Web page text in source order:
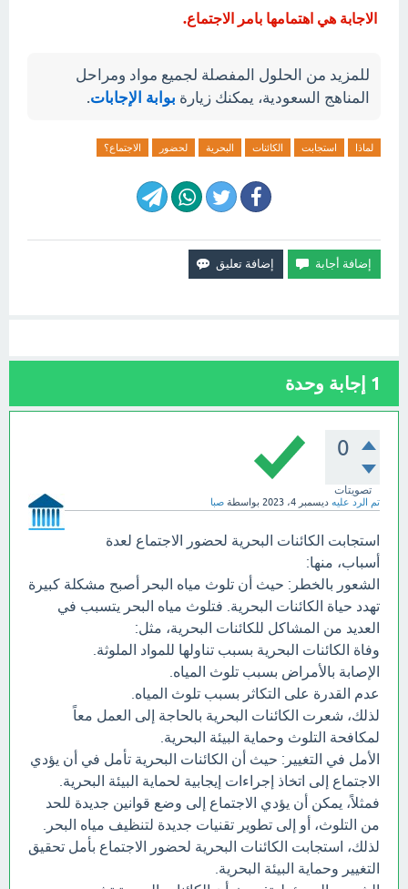
الاجابة هي اهتمامها بامر الاجتماع.
للمزيد من الحلول المفصلة لجميع مواد ومراحل
المناهج السعودية، يمكنك زيارة بوابة الإجابات.
لماذا استجابت الكائنات البحرية لحضور الاجتماع؟
1 إجابة وحدة
0
تصويتات
تم الرد عليه ديسمبر 4، 2023 بواسطة صبا
استجابت الكائنات البحرية لحضور الاجتماع لعدة
أسباب، منها:
الشعور بالخطر: حيث أن تلوث مياه البحر أصبح مشكلة كبيرة
تهدد حياة الكائنات البحرية. فتلوث مياه البحر يتسبب في
العديد من المشاكل للكائنات البحرية، مثل:
وفاة الكائنات البحرية بسبب تناولها للمواد الملوثة.
الإصابة بالأمراض بسبب تلوث المياه.
عدم القدرة على التكاثر بسبب تلوث المياه.
لذلك، شعرت الكائنات البحرية بالحاجة إلى العمل معاً
لمكافحة التلوث وحماية البيئة البحرية.
الأمل في التغيير: حيث أن الكائنات البحرية تأمل في أن يؤدي
الاجتماع إلى اتخاذ إجراءات إيجابية لحماية البيئة البحرية.
فمثلاً، يمكن أن يؤدي الاجتماع إلى وضع قوانين جديدة للحد
من التلوث، أو إلى تطوير تقنيات جديدة لتنظيف مياه البحر.
لذلك، استجابت الكائنات البحرية لحضور الاجتماع بأمل تحقيق
التغيير وحماية البيئة البحرية.